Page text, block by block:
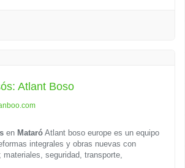
Atlant Boso
en Mataró Atlant boso europe es un equipo
integrales y obras nuevas con
seguridad, transporte,